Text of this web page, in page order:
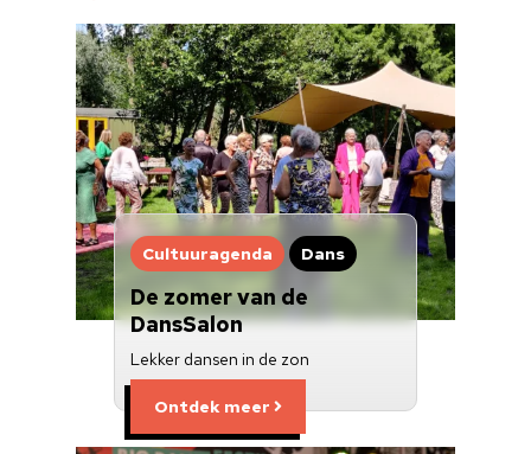
Cultuuragenda Dans
De zomer van de
DansSalon
Lekker dansen in de zon
Ontdek meer
Over ons
Nieuwsbrief
Doneren